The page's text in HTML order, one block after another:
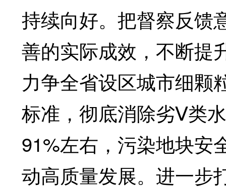
持续向好。把督察反馈
善的实际成效，不断提
力争全省设区城市细颗
标准，彻底消除劣Ⅴ类
91%左右，污染地块安
动高质量发展。进一步